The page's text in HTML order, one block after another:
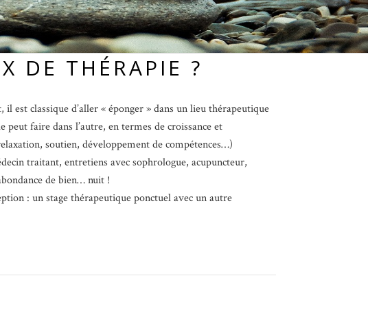
DE THÉRAPIE ?
est classique d’aller « éponger » dans un lieu thérapeutique
faire dans l’autre, en termes de croissance et
soutien, développement de compétences…)
traitant, entretiens avec sophrologue, acupuncteur,
de bien… nuit !
: un stage thérapeutique ponctuel avec un autre